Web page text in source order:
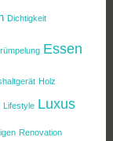
Dichtigkeit
Essen
Holz
Lifestyle Luxus
Renovation